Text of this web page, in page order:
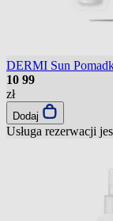
DERMI Sun
10 99
zł
Dodaj
Usługa rezerwacji